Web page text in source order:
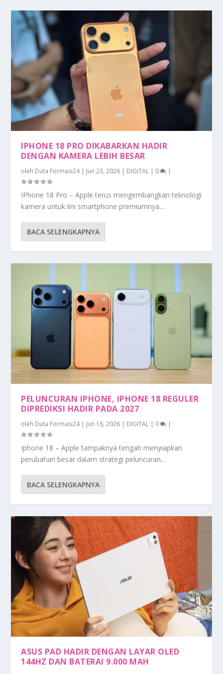
IPHONE 18 PRO DIKABARKAN HADIR
DENGAN KAMERA LEBIH BESAR
oleh Duta Formasi24| Jun 23, 2026 | DIGITAL | 0 |
IPhone 18 Pro – Apple terus mengembangkan teknologi
kamera untuk lini smartphone premiumnya....
BACA SELENGKAPNYA
PELUNCURAN IPHONE, IPHONE 18 REGULER
DIPREDIKSI HADIR PADA 2027
oleh Duta Formasi24| Jun 16, 2026 | DIGITAL | 0 |
Iphone 18 – Apple tampaknya tengah menyiapkan
perubahan besar dalam strategi peluncuran...
BACA SELENGKAPNYA
ASUS PAD HADIR DENGAN LAYAR OLED
144HZ DAN BATERAI 9.000 MAH